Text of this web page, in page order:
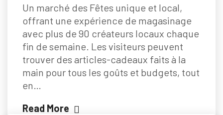
Un marché des Fêtes unique et local,
offrant une expérience de magasinage
avec plus de 90 créateurs locaux chaque
fin de semaine. Les visiteurs peuvent
trouver des articles-cadeaux faits à la
main pour tous les goûts et budgets, tout
en…
Read More